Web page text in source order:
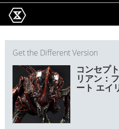
Get the Different Version
コンセプ
リアン：
ート エイ